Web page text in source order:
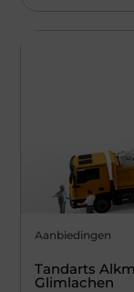
Aanbiedingen
Tandarts
Glimlachen